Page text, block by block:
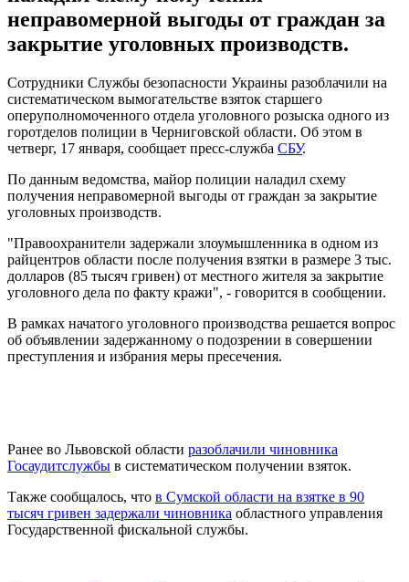
неправомерной выгоды от граждан за
закрытие уголовных производств.
Сотрудники Службы безопасности Украины разоблачили на
систематическом вымогательстве взяток старшего
оперуполномоченного отдела уголовного розыска одного из
горотделов полиции в Черниговской области. Об этом в
четверг, 17 января, сообщает пресс-служба СБУ.
По данным ведомства, майор полиции наладил схему
получения неправомерной выгоды от граждан за закрытие
уголовных производств.
"Правоохранители задержали злоумышленника в одном из
райцентров области после получения взятки в размере 3 тыс.
долларов (85 тысяч гривен) от местного жителя за закрытие
уголовного дела по факту кражи", - говорится в сообщении.
В рамках начатого уголовного производства решается вопрос
об объявлении задержанному о подозрении в совершении
преступления и избрания меры пресечения.
Ранее во Львовской области разоблачили чиновника
Госаудитслужбы в систематическом получении взяток.
Также сообщалось, что в Сумской области на взятке в 90
тысяч гривен задержали чиновника областного управления
Государственной фискальной службы.